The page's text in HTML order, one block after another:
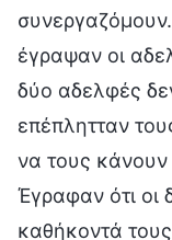
συνεργαζόμουν.
έγραψαν οι
δύο αδελφές
επέπλητταν
να τους κάνουν
Έγραφαν ότι οι
καθήκοντά